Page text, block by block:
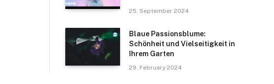
25. September 2024
Blaue Passionsblume:
Schönheit und Vielseitigkeit in
Ihrem Garten
29. February 2024